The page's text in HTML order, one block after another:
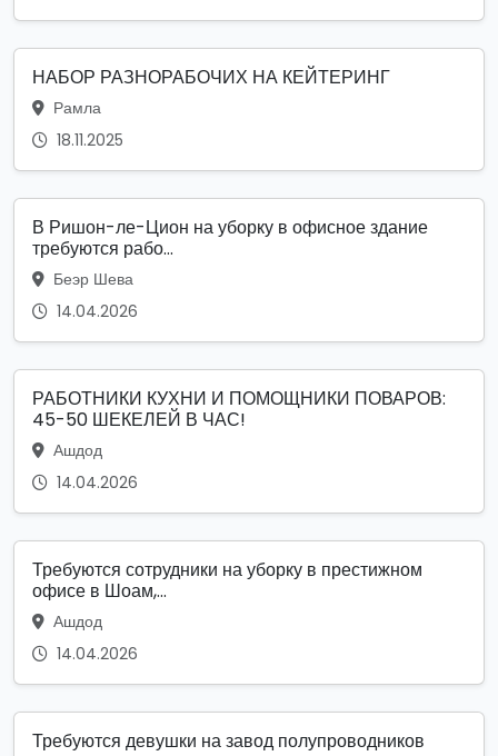
НАБОР РАЗНОРАБОЧИХ НА КЕЙТЕРИНГ
Рамла
18.11.2025
В Ришон-ле-Цион на уборку в офисное здание
требуются рабо...
Беэр Шева
14.04.2026
РАБОТНИКИ КУХНИ И ПОМОЩНИКИ ПОВАРОВ:
45-50 ШЕКЕЛЕЙ В ЧАС!
Ашдод
14.04.2026
Требуются сотрудники на уборку в престижном
офисе в Шоам,...
Ашдод
14.04.2026
Требуются девушки на завод полупроводников